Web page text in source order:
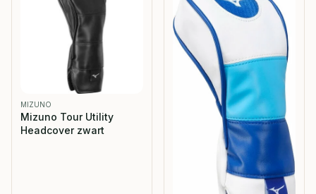
MIZUNO
Mizuno Tour Utility
Headcover zwart